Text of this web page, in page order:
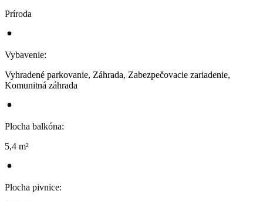
Príroda
Vybavenie:
Vyhradené parkovanie, Záhrada, Zabezpečovacie zariadenie,
Komunitná záhrada
Plocha balkóna:
5,4 m²
Plocha pivnice: